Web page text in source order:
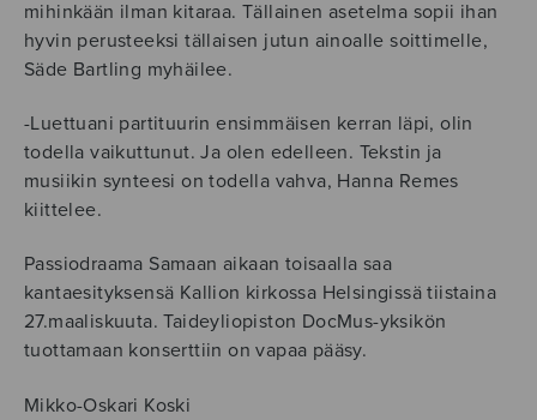
mihinkään ilman kitaraa. Tällainen asetelma sopii ihan
hyvin perusteeksi tällaisen jutun ainoalle soittimelle,
Säde Bartling myhäilee.
-Luettuani partituurin ensimmäisen kerran läpi, olin
todella vaikuttunut. Ja olen edelleen. Tekstin ja
musiikin synteesi on todella vahva, Hanna Remes
kiittelee.
Passiodraama Samaan aikaan toisaalla saa
kantaesityksensä Kallion kirkossa Helsingissä tiistaina
27.maaliskuuta. Taideyliopiston DocMus-yksikön
tuottamaan konserttiin on vapaa pääsy.
Mikko-Oskari Koski